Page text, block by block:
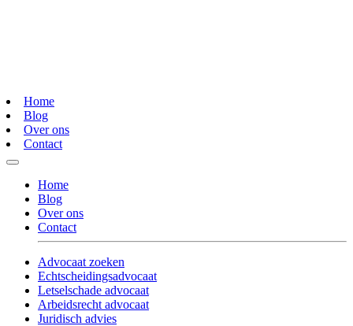
Home
Blog
Over ons
Contact
Home
Blog
Over ons
Contact
Advocaat zoeken
Echtscheidingsadvocaat
Letselschade advocaat
Arbeidsrecht advocaat
Juridisch advies